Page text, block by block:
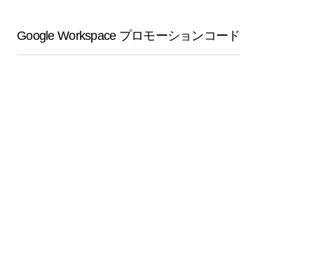
Google Workspace プロモーションコード